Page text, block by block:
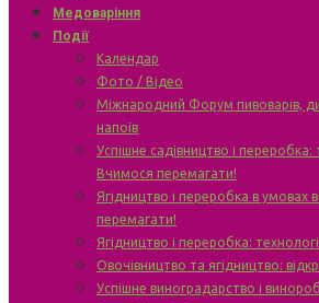
Медоваріння
Події
Календар
Фото / Відео
Міжнародний Форум пивоварів,
напоїв
Успішне садівництво і переробка:
Вчимося перемагати!
Ягідництво і переробка в умовах
перемагати!
Ягідництво і переробка:
Овочівництво та ягідництво:
Успішне виноградарство і